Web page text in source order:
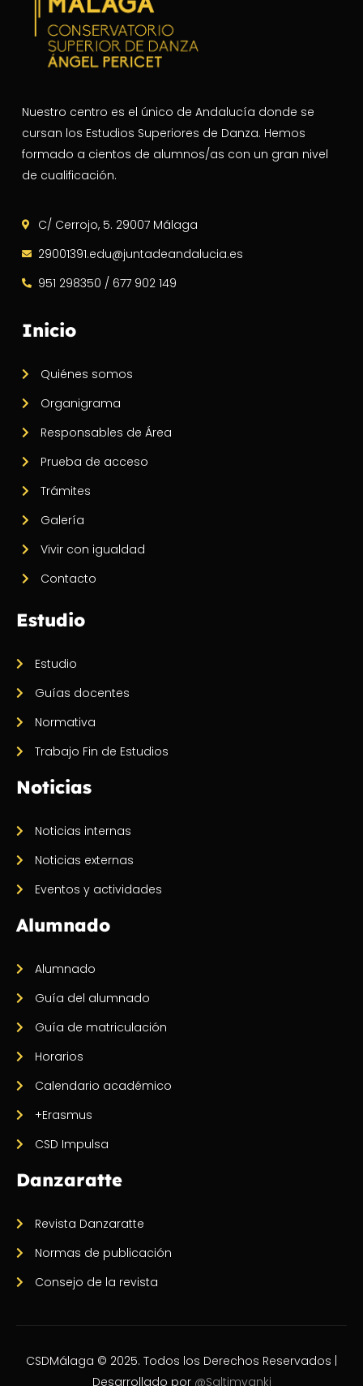
Nuestro centro es el único de Andalucía donde se
cursan los Estudios Superiores de Danza. Hemos
formado a cientos de alumnos/as con un gran nivel
de cualificación.
C/ Cerrojo, 5. 29007 Málaga
29001391.edu@juntadeandalucia.es
951 298350 / 677 902 149
Inicio
Quiénes somos
Organigrama
Responsables de Área
Prueba de acceso
Trámites
Galería
Vivir con igualdad
Contacto
Estudio
Estudio
Guías docentes
Normativa
Trabajo Fin de Estudios
Noticias
Noticias internas
Noticias externas
Eventos y actividades
Alumnado
Alumnado
Guía del alumnado
Guía de matriculación
Horarios
Calendario académico
+Erasmus
CSD Impulsa
Danzaratte
Revista Danzaratte
Normas de publicación
Consejo de la revista
CSDMálaga © 2025. Todos los Derechos Reservados |
Desarrollado por @Saltimvanki